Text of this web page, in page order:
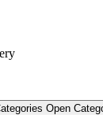
Open